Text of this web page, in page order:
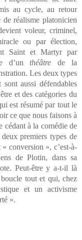
au cycle, au retour
réalisme platonicien
voleur, criminel,
ou par élection,
Saint et Martyr par
d’unthéâtre de la
Les deux types
sont aussi défendables
et des catégories du
est résumé par tout le
ce que nous faisons à
cédant à la comédie de
premiers types de
conversion », c’est-à-
de Plotin, dans sa
Peut-être y a-t-il là
tout et qui, chez
et un activisme
».